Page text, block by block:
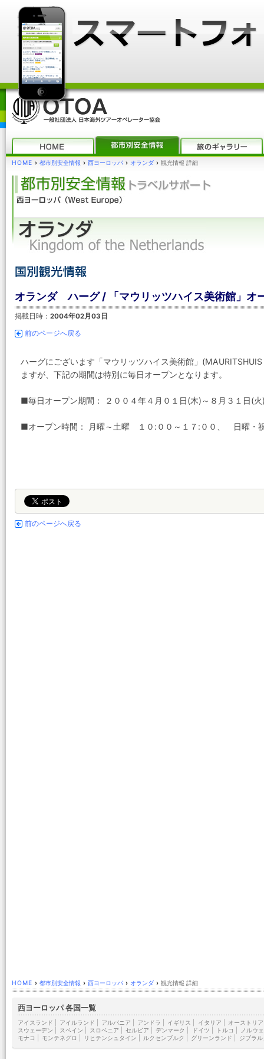
HOME › 都市別安全情報 › 西ヨーロッパ › オランダ › 観光情報 詳細
オランダ ハーグ / 「マウリッツハイス美術館」オ
掲載日時： 2004年02月03日
前のページへ戻る
ハーグにございます「マウリッツハイス美術館」
ますが、下記の期間は特別に毎日オープンとなります。
■毎日オープン期間： ２００４年４月０１日(木)～８月３１日(火
■オープン時間： 月曜～土曜 １０:００～１７:００、 日曜・
前のページへ戻る
HOME › 都市別安全情報 › 西ヨーロッパ › オランダ › 観光情報 詳細
西ヨーロッパ 各国一覧
アイスランド アイルランド アルバニア アンドラ イギリス イタリア オーストリア
スウェーデン
スペイン スロベニア セルビア デンマーク ドイツ トルコ
ノルウ
モナコ
モンテネグロ リヒテンシュタイン ルクセンブルク グリーンランド ジブラル